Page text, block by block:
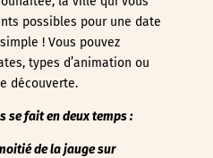
possibles pour une date
! Vous pouvez
types d’animation ou
découverte.
se fait en deux temps :
de la jauge sur